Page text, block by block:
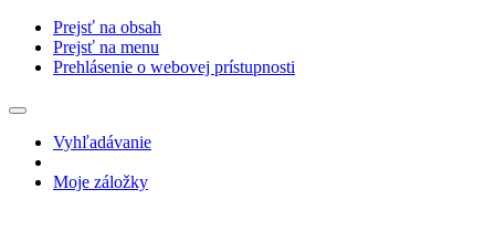
Prejsť na obsah
Prejsť na menu
Prehlásenie o webovej prístupnosti
Vyhľadávanie
Moje záložky